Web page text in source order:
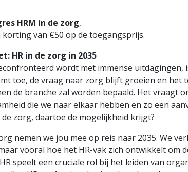
HRM in de zorg,
van €50 op de toegangsprijs.
HR in de zorg in 2035
wordt met immense
toe, de vraag naar zorg blijft groeien en
de branche zal worden bepaald. Het vraagt
die we naar elkaar hebben en zo een
zorg, daartoe de mogelijkheid krijgt?
nemen we jou mee op reis naar 2035. We
vooral hoe het HR-vak zich ontwikkelt om
speelt een cruciale rol bij het leiden van